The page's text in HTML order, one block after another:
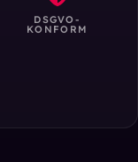
DSGVO-
KONFORM